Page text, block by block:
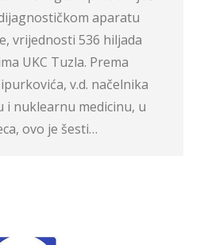
aparatu
vrijednosti 536 hiljada
UKC Tuzla. Prema
v.d. načelnika
i nuklearnu medicinu, u
ovo je šesti…